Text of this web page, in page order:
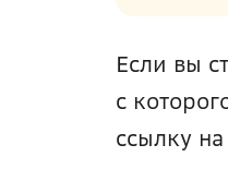
Если вы
с
ссылку